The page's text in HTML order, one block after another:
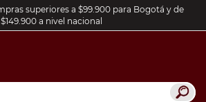
superiores a $99.900 para Bogotá y de
$149.900 a nivel nacional